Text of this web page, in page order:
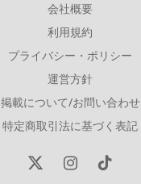
会社概要
利用規約
プライバシー・ポリシー
運営方針
掲載について/お問い合わせ
特定商取引法に基づく表記
X
InstagramTikTok